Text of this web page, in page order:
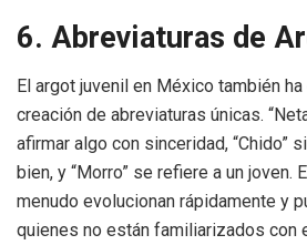
6. Abreviaturas de
El argot juvenil en México también
creación de abreviaturas únicas.
afirmar algo con sinceridad, “Chido”
bien, y “Morro” se refiere a un joven.
menudo evolucionan rápidamente y
quienes no están familiarizados con